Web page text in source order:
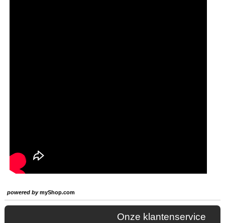
powered bymyShop.com
Onze klantenservice